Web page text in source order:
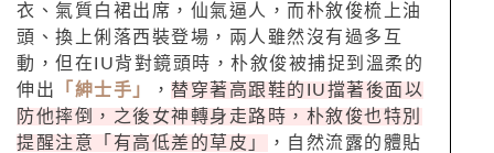
衣、氣質白裙出席，仙氣逼人，而朴敘俊梳上油
頭、換上俐落西裝登場，兩人雖然沒有過多互
動，但在IU背對鏡頭時，朴敘俊被捕捉到溫柔的
伸出
「紳士手」 ， 替穿著高跟鞋的IU擋著後面以
防他摔倒，之後女神轉身走路時，朴敘俊也特別
提醒注意「有高低差的草皮」
，自然流露的體貼